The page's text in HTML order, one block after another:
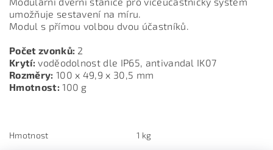
umožňuje sestavení na míru.
Modul s přímou volbou dvou účastníků.
Počet zvonků: 2
Krytí: voděodolnost dle IP65, antivandal IK07
Rozměry: 100 x 49,9 x 30,5 mm
Hmotnost: 100 g
Hmotnost 1 kg